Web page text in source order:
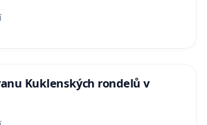
Kuklenských rondelů v